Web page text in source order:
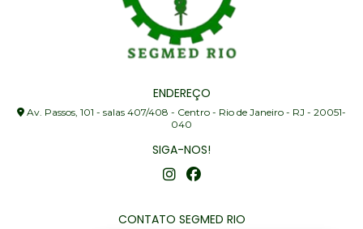
ENDEREÇO
Av. Passos, 101 - salas 407/408 - Centro - Rio de Janeiro - RJ - 20051-
040
SIGA-NOS!
CONTATO SEGMED RIO